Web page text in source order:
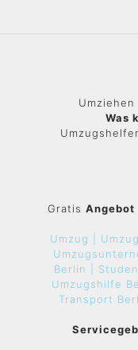
Was
Gratis Angebot
Umzug |
Berlin |
Umzugshilfe
Transport